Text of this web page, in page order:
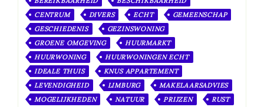
CENTRUM
DIVERS ECHT
GEMEENSCHAP
GESCHIEDENIS
GEZINSWONING
GROENE OMGEVING
HUURMARKT
HUURWONING
HUURWONINGEN ECHT
IDEALE THUIS
KNUS APPARTEMENT
LEVENDIGHEID
LIMBURG
MAKELAARSADVIES
MOGELIJKHEDEN
NATUUR PRIJZEN RUST